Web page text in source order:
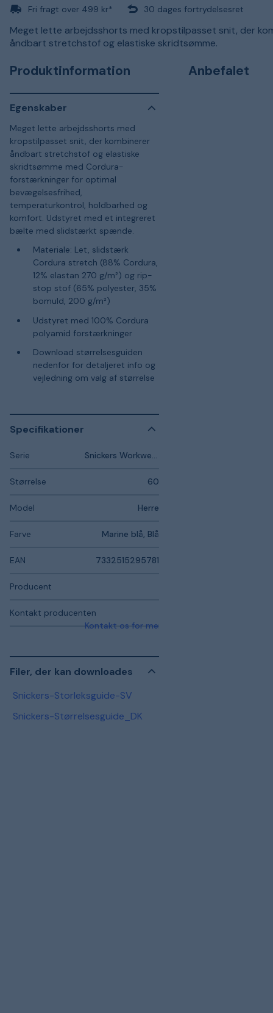
Fri fragt over 499 kr* 30 dages fortrydelsesret
Meget lette arbejdsshorts med kropstilpasset snit, der
åndbart stretchstof og elastiske skridtsømme.
Produktinformation
Egenskaber
Meget lette arbejdsshorts med
kropstilpasset snit, der kombinerer
åndbart stretchstof og elastiske
skridtsømme med Cordura-
forstærkninger for optimal
bevægelsesfrihed,
temperaturkontrol, holdbarhed og
komfort. Udstyret med et integreret
bælte med slidstærkt spænde.
Materiale: Let, slidstærk
Cordura stretch (88% Cordura,
12% elastan 270 g/m²) og rip-
stop stof (65% polyester, 35%
bomuld, 200 g/m²)
Udstyret med 100% Cordura
polyamid forstærkninger
Download størrelsesguiden
nedenfor for detaljeret info og
vejledning om valg af størrelse
Specifikationer
Serie Snickers Workwear FlexiWork
Størrelse 60
Model Herre
Farve Marine blå, Blå
EAN 7332515295781
Producent
Kontakt producenten
Kontakt os for mere information
Filer, der kan downloades
Snickers-Storleksguide-SV
Snickers-Størrelsesguide_DK
Anbefalet